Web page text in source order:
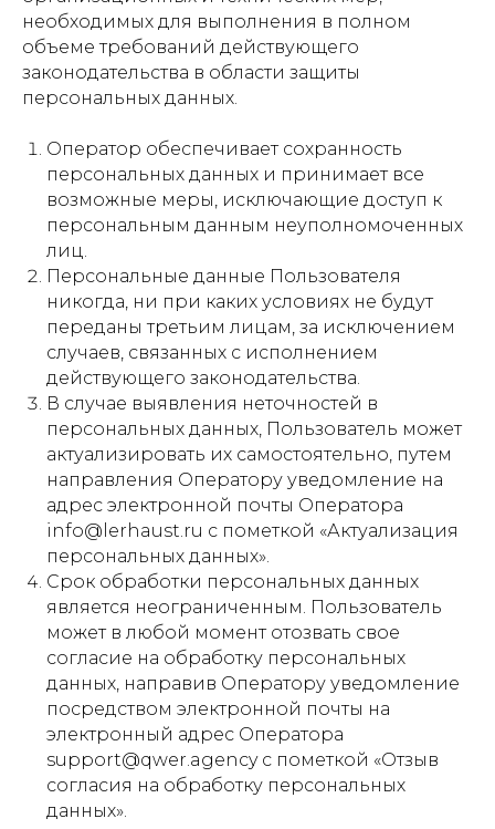
необходимых для выполнения в полном
объеме требований действующего
законодательства в области защиты
персональных данных.
Оператор обеспечивает сохранность
персональных данных и принимает все
возможные меры, исключающие доступ к
персональным данным неуполномоченных
лиц.
Персональные данные Пользователя
никогда, ни при каких условиях не будут
переданы третьим лицам, за исключением
случаев, связанных с исполнением
действующего законодательства.
В случае выявления неточностей в
персональных данных, Пользователь может
актуализировать их самостоятельно, путем
направления Оператору уведомление на
адрес электронной почты Оператора
info@lerhaust.ru с пометкой «Актуализация
персональных данных».
Срок обработки персональных данных
является неограниченным. Пользователь
может в любой момент отозвать свое
согласие на обработку персональных
данных, направив Оператору уведомление
посредством электронной почты на
электронный адрес Оператора
support@qwer.agency с пометкой «Отзыв
согласия на обработку персональных
данных».